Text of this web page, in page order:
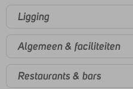
Ligging
Algemeen & faciliteiten
Restaurants & bars